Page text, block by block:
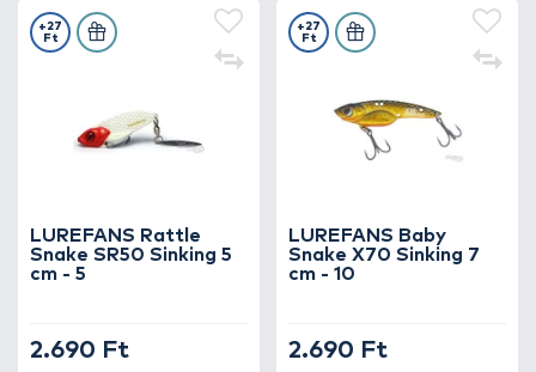
LUREFANS Rattle
Snake SR50 Sinking 5
cm - 5
+27
Ft
2.690 Ft
LUREFANS Baby
Snake X70 Sinking 7
cm - 10
+27
Ft
2.690 Ft